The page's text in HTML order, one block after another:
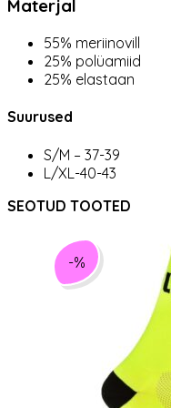
Materjal
55% meriinovill
25% polüamiid
25% elastaan
Suurused
S/M – 37-39
L/XL-40-43
SEOTUD TOOTED
-%